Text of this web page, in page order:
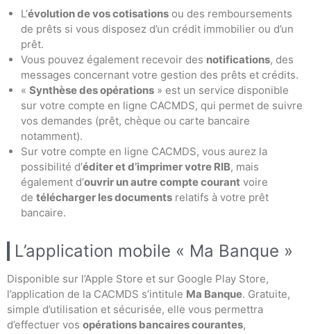
L’évolution de vos cotisations ou des remboursements
de prêts si vous disposez d’un crédit immobilier ou d’un
prêt.
Vous pouvez également recevoir des notifications, des
messages concernant votre gestion des prêts et crédits.
« Synthèse des opérations » est un service disponible
sur votre compte en ligne CACMDS, qui permet de suivre
vos demandes (prêt, chèque ou carte bancaire
notamment).
Sur votre compte en ligne CACMDS, vous aurez la
possibilité d’éditer et d’imprimer votre RIB, mais
également d’ouvrir un autre compte courant voire
de télécharger les documents relatifs à votre prêt
bancaire.
L’application mobile « Ma Banque »
Disponible sur l’Apple Store et sur Google Play Store,
l’application de la CACMDS s’intitule Ma Banque. Gratuite,
simple d’utilisation et sécurisée, elle vous permettra
d’effectuer vos opérations bancaires courantes,